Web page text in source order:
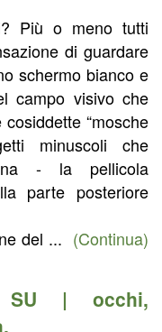
Più o meno tutti
di guardare
schermo bianco e
campo visivo che
“mosche
minuscoli che
- la pellicola
parte posteriore
del ... (Continua)
SU | occhi,
,